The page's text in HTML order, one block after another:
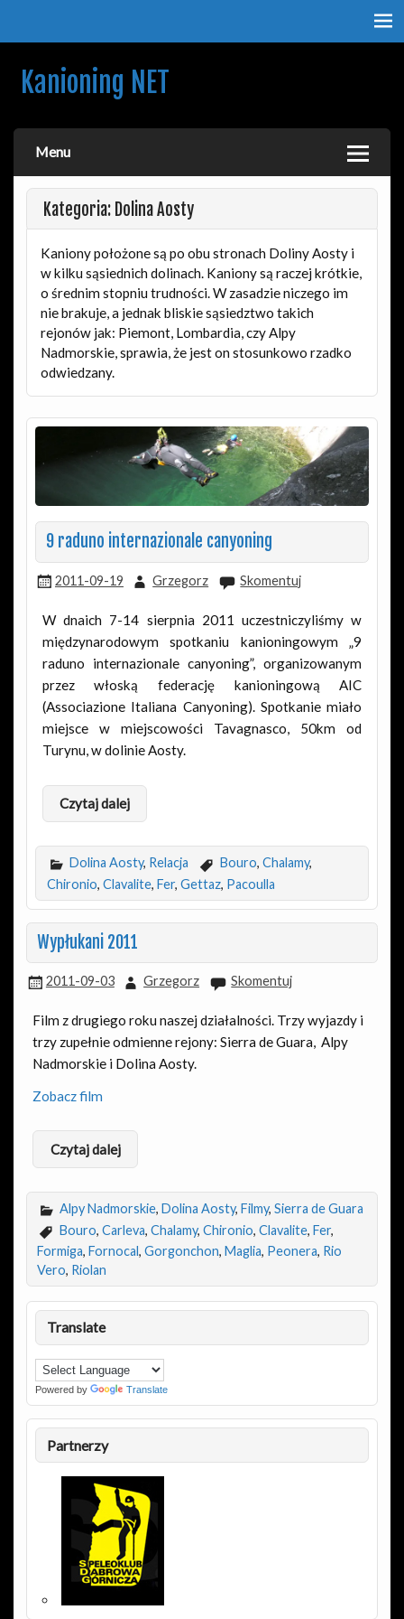
Kanioning NET
kanioningowców.
Menu
Kategoria: Dolina Aosty
Kaniony położone są po obu stronach Doliny Aosty i
w kilku sąsiednich dolinach. Kaniony są raczej krótkie,
o średnim stopniu trudności. W zasadzie niczego im
nie brakuje, a jednak bliskie sąsiedztwo takich
rejonów jak: Piemont, Lombardia, czy Alpy
Nadmorskie, sprawia, że jest on stosunkowo rzadko
odwiedzany.
9 raduno internazionale canyoning
2011-09-19 Grzegorz Skomentuj
W dnaich 7-14 sierpnia 2011 uczestniczyliśmy w
międzynarodowym spotkaniu kanioningowym „9
raduno internazionale canyoning”, organizowanym
przez włoską federację kanioningową AIC
(Associazione Italiana Canyoning). Spotkanie miało
miejsce w miejscowości Tavagnasco, 50km od
Turynu, w dolinie Aosty.
Czytaj dalej
Dolina Aosty, Relacja Bouro, Chalamy,
Chironio, Clavalite, Fer, Gettaz, Pacoulla
Wypłukani 2011
2011-09-03 Grzegorz Skomentuj
Film z drugiego roku naszej działalności. Trzy wyjazdy i
trzy zupełnie odmienne rejony: Sierra de Guara, Alpy
Nadmorskie i Dolina Aosty.
Zobacz film
Czytaj dalej
Alpy Nadmorskie,Dolina Aosty,Filmy,Sierra de Guara
Bouro,Carleva,Chalamy,Chironio,Clavalite,Fer,
Formiga,Fornocal,Gorgonchon,Maglia, Peonera, Rio
Vero, Riolan
Translate
Powered by Translate
Partnerzy